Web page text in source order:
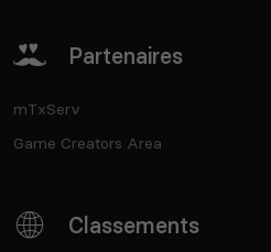
Partenaires
mTxServ
Game Creators Area
Classements